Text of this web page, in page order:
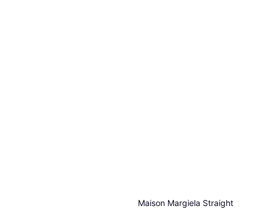
Maison Margiela Straight